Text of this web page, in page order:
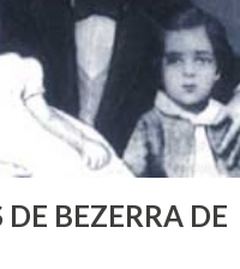
DE BEZERRA DE